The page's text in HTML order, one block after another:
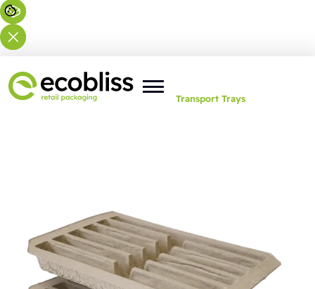
Vous êtes ici : Accueil Transport Trays